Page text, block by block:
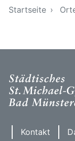
Startseite
Kontakt